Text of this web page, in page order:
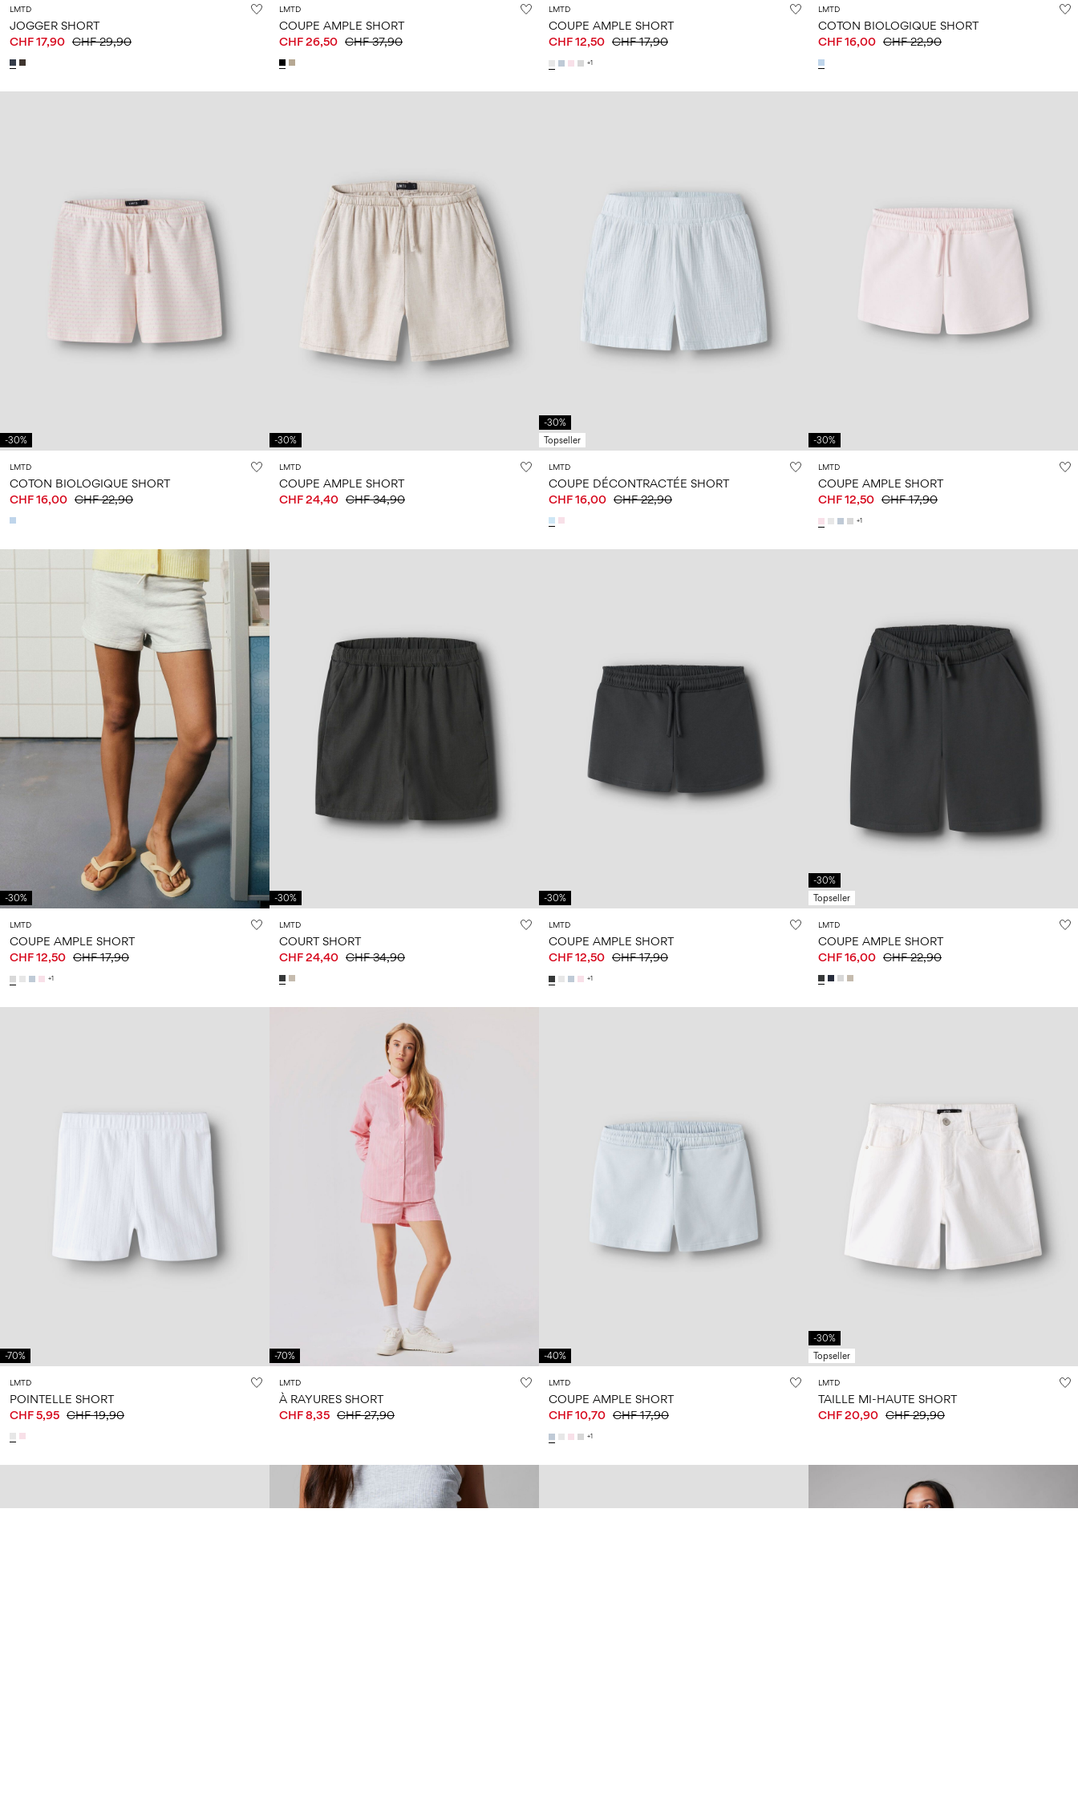
LMTD
JOGGER SHORT
CHF 17,90 CHF 29,90
LMTD
COUPE AMPLE SHORT
CHF 26,50 CHF 37,90
LMTD
COUPE AMPLE SHORT
CHF 12,50 CHF 17,90
+1
LMTD
COTON BIOLOGIQUE SHORT
CHF 16,00 CHF 22,90
-30%
LMTD
COTON BIOLOGIQUE SHORT
CHF 16,00 CHF 22,90
-30%
LMTD
COUPE AMPLE SHORT
CHF 24,40 CHF 34,90
-30%
Topseller
LMTD
COUPE DÉCONTRACTÉE SHORT
CHF 16,00 CHF 22,90
-30%
LMTD
COUPE AMPLE SHORT
CHF 12,50 CHF 17,90
+1
-30%
LMTD
COUPE AMPLE SHORT
CHF 12,50 CHF 17,90
+1
-30%
LMTD
COURT SHORT
CHF 24,40 CHF 34,90
-30%
LMTD
COUPE AMPLE SHORT
CHF 12,50 CHF 17,90
+1
-30%
Topseller
LMTD
COUPE AMPLE SHORT
CHF 16,00 CHF 22,90
-70%
LMTD
POINTELLE SHORT
CHF 5,95 CHF 19,90
-70%
LMTD
À RAYURES SHORT
CHF 8,35 CHF 27,90
-40%
LMTD
COUPE AMPLE SHORT
CHF 10,70 CHF 17,90
+1
-30%
Topseller
LMTD
TAILLE MI-HAUTE SHORT
CHF 20,90 CHF 29,90